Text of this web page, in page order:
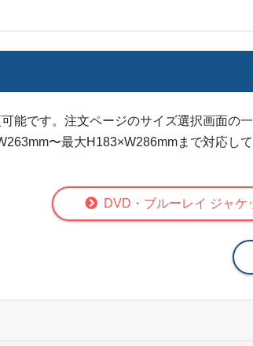
能です。注文ページのサイズ選択画面の
〜最大H183×W286mmまで対応し
DVD・ブルーレイ ジャケ